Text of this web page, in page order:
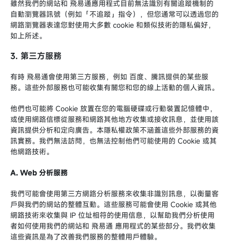
雖然我們的網站和 飛易通應用程式目前無法識別有關追蹤機制的
自動瀏覽器訊號（例如「不追蹤」指令），但您通常可以透過您的
網路瀏覽器表達您對使用大多數 cookie 和類似技術的隱私偏好，
如上所述。
3. 第三方服務
有時 飛易通會使用第三方服務，例如 百度、騰訊提供的某些服
務。這些外部服務也可能收集有關您和您的線上活動的個人資訊。
他們也可能將 Cookie 放置在您的電腦硬碟或行動裝置記憶體中，
或使用網路信標從服務和網路其他地方收集或接收訊息，並使用該
資訊提供分析和定向廣告。本隱私權政策不涵蓋這些外部服務的資
訊實務。我們無法訪問，也無法控制他們可能使用的 Cookie 或其
他網路技術。
A. Web 分析服務
我們可能會使用第三方網路分析服務來收集非識別訊息，以衡量客
戶與我們的網站的整體互動。這些服務可能會使用 Cookie 或其他
網路技術來收集與 IP 位址相符的使用信息，以幫助我們分析使用
者如何使用我們的網站和 飛易通 應用程式的某些部分。我們收集
這些資訊是為了改善我們服務的整體用戶體驗。